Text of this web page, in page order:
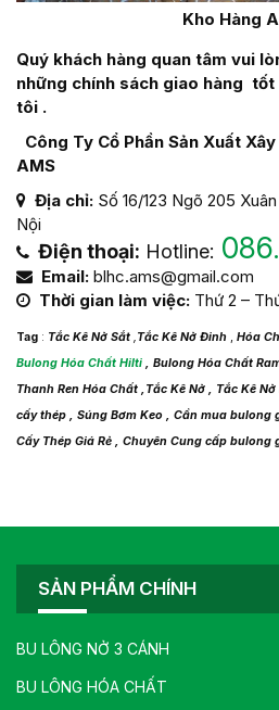
Kho Hàng
Quý khách hàng quan tâm vui
những chính sách giao hàng tốt
tôi .
Công Ty Cổ Phần Sản Xuất
AMS
Địa chỉ: Số 16/123 Ngõ 205
Nội
Điện thoại: Hotline:
Email: blhc.ams@gmail.com
Thời gian làm việc: Thứ 2 –
Tag : Tắc Kê Nở Sắt ,Tắc Kê Nở Đinh , Hóa
Bulong Hóa Chất Hilti , Bulong Hóa Chất
Thanh Ren Hóa Chất ,Tắc Kê Nở , Tắc Kê
cấy thép , Súng Bơm Keo , Cần mua bulong
Cấy Thép Giá Rẻ , Chuyên Cung cấp bulong
SẢN PHẨM CHÍNH
BU LÔNG NỞ 3 CÁNH
BU LÔNG HÓA CHẤT